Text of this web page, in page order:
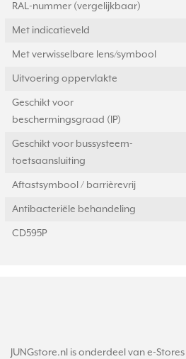
RAL-nummer (vergelijkbaar)
Met indicatieveld
Met verwisselbare lens/symbool
Uitvoering oppervlakte
Geschikt voor
beschermingsgraad (IP)
Geschikt voor bussysteem-
toetsaansluiting
Aftastsymbool / barrièrevrij
Antibacteriële behandeling
CD595P
JUNGstore.nl is onderdeel van e-Stores